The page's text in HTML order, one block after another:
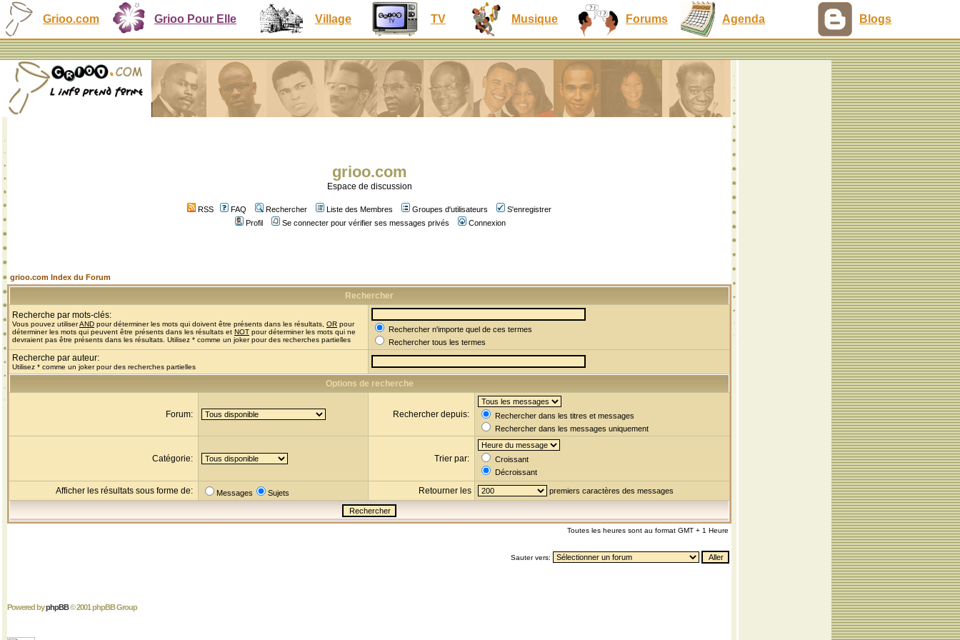
Grioo.com Grioo Pour Elle Village TV Musique Forums Agenda Blogs
grioo.com
Espace de discussion
RSS FAQ Rechercher Liste des Membres Groupes d'utilisateurs
S'enregistrer
Profil
Se connecter pour vérifier ses messages privés Connexion
grioo.com Index du Forum
Rechercher
Recherche par mots-clés:
Vous pouvez utiliserAND pour déterminer les mots qui doivent être présents dans les résultats, OR pour
déterminer les mots qui peuvent être présents dans les résultats et NOT pour déterminer les mots qui ne
devraient pas être présents dans les résultats. Utilisez * comme un joker pour des recherches partielles
Rechercher n'importe quel de ces termes
Rechercher tous les termes
Recherche par auteur:
Utilisez * comme un joker pour des recherches partielles
Options de recherche
Forum: Rechercher depuis:
Rechercher dans les titres et messages
Rechercher dans les messages uniquement
Catégorie: Trier par:
Croissant
Décroissant
Afficher les résultats sous forme de: Messages Sujets Retourner les premiers caractères des messages
Toutes les heures sont au format GMT + 1 Heure
Sauter vers:
Powered byphpBB© 2001 phpBB Group